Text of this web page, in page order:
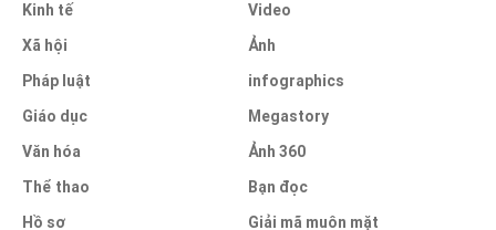
Kinh tế
Xã hội
Pháp luật
Giáo dục
Văn hóa
Thể thao
Hồ sơ
Video
Ảnh
infographics
Megastory
Ảnh 360
Bạn đọc
Giải mã muôn mặt